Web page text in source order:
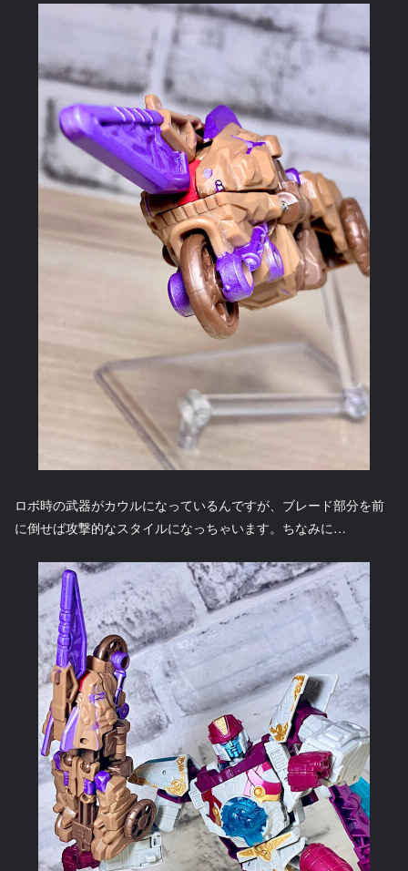
ロボ時の武器がカウルになっているんですが、ブレード部分を前
に倒せば攻撃的なスタイルになっちゃいます。ちなみに…